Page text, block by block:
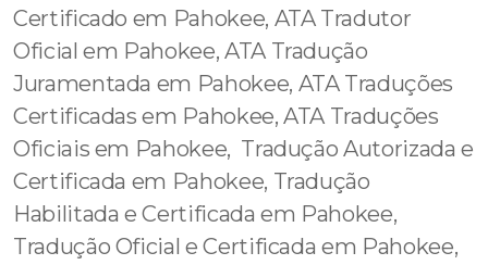
Certificado em Pahokee, ATA Tradutor
Oficial em Pahokee, ATA Tradução
Juramentada em Pahokee, ATA Traduções
Certificadas em Pahokee, ATA Traduções
Oficiais em Pahokee, Tradução Autorizada e
Certificada em Pahokee, Tradução
Habilitada e Certificada em Pahokee,
Tradução Oficial e Certificada em Pahokee,